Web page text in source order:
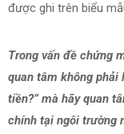
được ghi trên biểu
Trong vấn đề chứng
quan tâm không phải
tiền?” mà hãy quan
chính tại ngôi trường